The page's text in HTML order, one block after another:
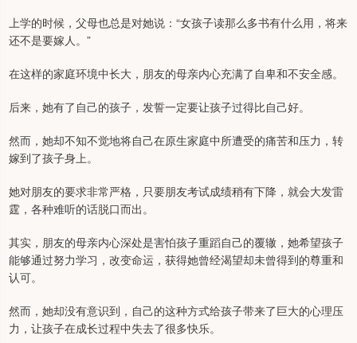
上学的时候，父母也总是对她说：“女孩子读那么多书有什么用，将来
还不是要嫁人。”
在这样的家庭环境中长大，朋友的母亲内心充满了自卑和不安全感。
后来，她有了自己的孩子，发誓一定要让孩子过得比自己好。
然而，她却不知不觉地将自己在原生家庭中所遭受的痛苦和压力，转
嫁到了孩子身上。
她对朋友的要求非常严格，只要朋友考试成绩稍有下降，就会大发雷
霆，各种难听的话脱口而出。
其实，朋友的母亲内心深处是害怕孩子重蹈自己的覆辙，她希望孩子
能够通过努力学习，改变命运，获得她曾经渴望却未曾得到的尊重和
认可。
然而，她却没有意识到，自己的这种方式给孩子带来了巨大的心理压
力，让孩子在成长过程中失去了很多快乐。